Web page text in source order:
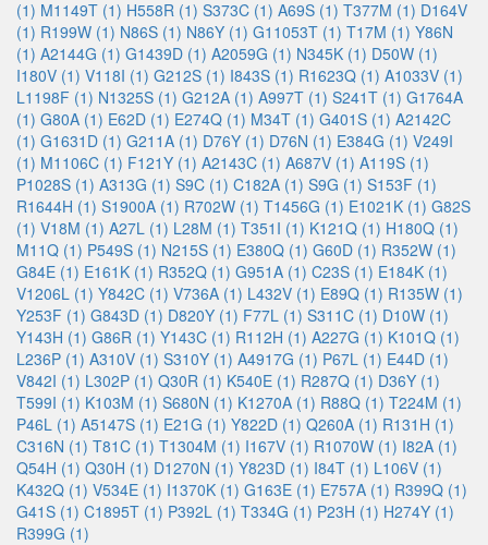
(1) M1149T (1) H558R (1) S373C (1) A69S (1) T377M (1) D164V
(1) R199W (1) N86S (1) N86Y (1) G11053T (1) T17M (1) Y86N
(1) A2144G (1) G1439D (1) A2059G (1) N345K (1) D50W (1)
I180V (1) V118I (1) G212S (1) I843S (1) R1623Q (1) A1033V (1)
L1198F (1) N1325S (1) G212A (1) A997T (1) S241T (1) G1764A
(1) G80A (1) E62D (1) E274Q (1) M34T (1) G401S (1) A2142C
(1) G1631D (1) G211A (1) D76Y (1) D76N (1) E384G (1) V249I
(1) M1106C (1) F121Y (1) A2143C (1) A687V (1) A119S (1)
P1028S (1) A313G (1) S9C (1) C182A (1) S9G (1) S153F (1)
R1644H (1) S1900A (1) R702W (1) T1456G (1) E1021K (1) G82S
(1) V18M (1) A27L (1) L28M (1) T351I (1) K121Q (1) H180Q (1)
M11Q (1) P549S (1) N215S (1) E380Q (1) G60D (1) R352W (1)
G84E (1) E161K (1) R352Q (1) G951A (1) C23S (1) E184K (1)
V1206L (1) Y842C (1) V736A (1) L432V (1) E89Q (1) R135W (1)
Y253F (1) G843D (1) D820Y (1) F77L (1) S311C (1) D10W (1)
Y143H (1) G86R (1) Y143C (1) R112H (1) A227G (1) K101Q (1)
L236P (1) A310V (1) S310Y (1) A4917G (1) P67L (1) E44D (1)
V842I (1) L302P (1) Q30R (1) K540E (1) R287Q (1) D36Y (1)
T599I (1) K103M (1) S680N (1) K1270A (1) R88Q (1) T224M (1)
P46L (1) A5147S (1) E21G (1) Y822D (1) Q260A (1) R131H (1)
C316N (1) T81C (1) T1304M (1) I167V (1) R1070W (1) I82A (1)
Q54H (1) Q30H (1) D1270N (1) Y823D (1) I84T (1) L106V (1)
K432Q (1) V534E (1) I1370K (1) G163E (1) E757A (1) R399Q (1)
G41S (1) C1895T (1) P392L (1) T334G (1) P23H (1) H274Y (1)
R399G (1)